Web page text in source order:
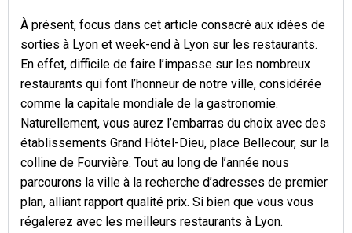
À présent, focus dans cet article consacré aux idées de
sorties à Lyon et week-end à Lyon sur les restaurants.
En effet, difficile de faire l’impasse sur les nombreux
restaurants qui font l’honneur de notre ville, considérée
comme la capitale mondiale de la gastronomie.
Naturellement, vous aurez l’embarras du choix avec des
établissements Grand Hôtel-Dieu, place Bellecour, sur la
colline de Fourvière. Tout au long de l’année nous
parcourons la ville à la recherche d’adresses de premier
plan, alliant rapport qualité prix. Si bien que vous vous
régalerez avec les meilleurs restaurants à Lyon.